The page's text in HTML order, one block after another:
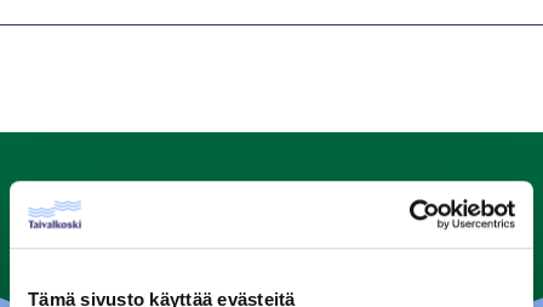
Tämä sivusto käyttää evästeitä